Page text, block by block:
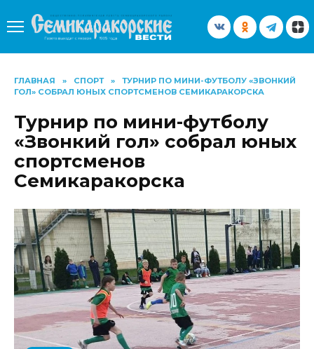
содержанию
ГЛАВНАЯ » СПОРТ »
ТУРНИР ПО МИНИ-ФУТБОЛУ «ЗВОНКИЙ
ГОЛ» СОБРАЛ ЮНЫХ СПОРТСМЕНОВ СЕМИКАРАКОРСКА
Турнир по мини-футболу
«Звонкий гол» собрал юных
спортсменов
Семикаракорска